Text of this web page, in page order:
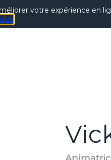
votre expérience en